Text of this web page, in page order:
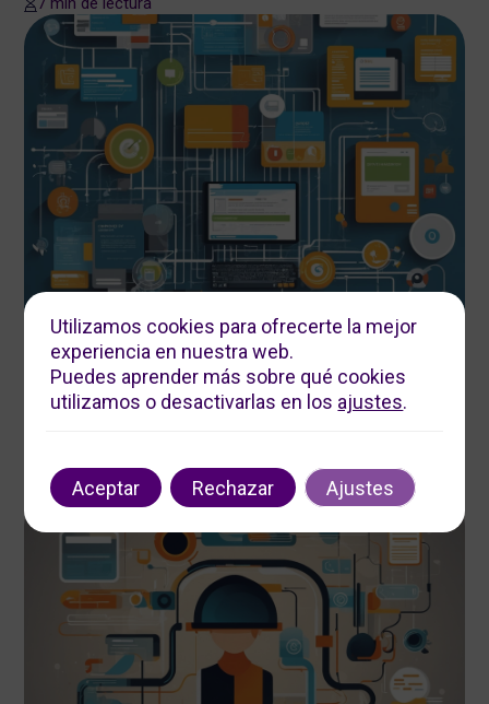
Autor Tags abril 9, 2026
5 min de lectura
Utilizamos cookies para ofrecerte la mejor
experiencia en nuestra web.
Puedes aprender más sobre qué cookies
utilizamos o desactivarlas en los ajustes.
Aceptar Rechazar Ajustes